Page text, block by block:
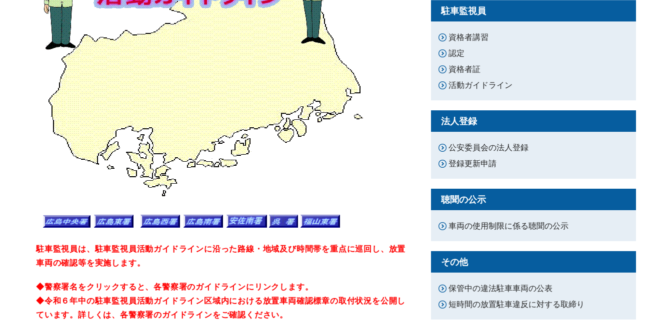
駐車監視員は、駐車監視員活動ガイドラインに沿った路線・地域及び時間帯を重点に巡回し、放置
車両の確認等を実施します。
◆警察署名をクリックすると、各警察署のガイドラインにリンクし ます。
◆令和６年中の駐車監視員活動ガイドライン区域内における放置車両確認標章の取付状況を公開し
ています。詳しくは、各警察署のガイドラインをご確認ください。
駐車監視員
資格者講習
認定
資格者証
活動ガイドライン
法人登録
公安委員会の法人登録
登録更新申請
聴聞の公示
車両の使用制限に係る聴聞の公示
その他
保管中の違法駐車車両の公表
短時間の放置駐車違反に対する取締り